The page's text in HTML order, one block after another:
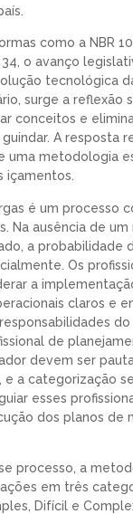
como a NBR
34, o avanço
tecnológica
surge a reflexão
conceitos e
A resposta
uma metodologia
içamentos.
é um processo
Na ausência de
a probabilidade
Os
a
claros e
de
devem ser
a categorização
esses
dos planos de
processo, a
em três
Difícil e